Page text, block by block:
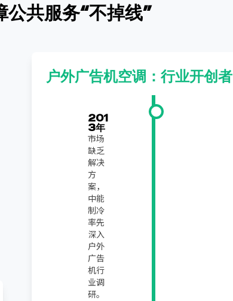
公共服务“不掉线”
户外广告机空调：行业开创者
201
3年
市场
缺乏
解决
方
案，
中能
制冷
率先
深入
户外
广告
机行
业调
研。